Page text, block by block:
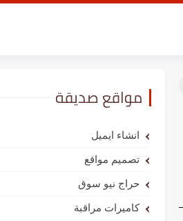
مواقع صديقة
انشاء ايميل
تصميم مواقع
حراج نيو سوق
كاميرات مراقبة